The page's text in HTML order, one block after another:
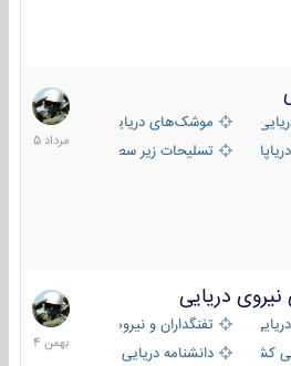
موشک‌های دریایی
تسلیحات زیر سطحی
2
مرداد
1405
دریایی
تفنگداران و نیروهای ویژه‌ی دریایی
کشورهای مختلفدانشنامه دریایی
22
بهمن
1404